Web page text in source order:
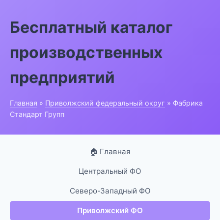
Бесплатный каталог
производственных
предприятий
Главная » Приволжский федеральный округ » Фабрика
Стандарт Групп
🏠 Главная
Центральный ФО
Северо-Западный ФО
Приволжский ФО